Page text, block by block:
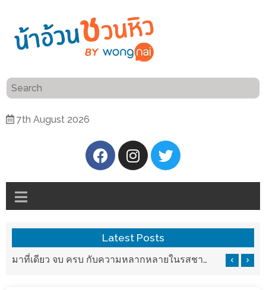
7th August 2026
แนะนำ
อ้วน
ศิริ
ปัน
นาฯ
เชียงใหม่
Latest Posts
แวะมาชิลยามเย็น กับจุดเช็คอินชมวิวดอยสุเทพสุดฟิน เครื่องดื่มและอาหารครบครันที่ Pool House